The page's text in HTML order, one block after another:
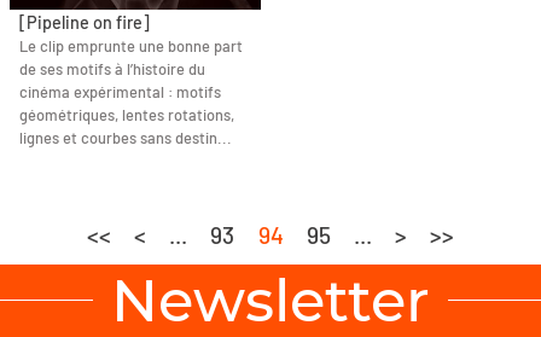
[Pipeline on fire]
Le clip emprunte une bonne part
de ses motifs à l’histoire du
cinéma expérimental : motifs
géométriques, lentes rotations,
lignes et courbes sans destin...
<< < ... 93 94 95 ... > >>
Newsletter